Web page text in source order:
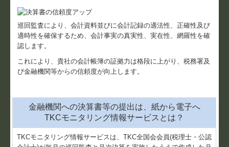
巡回監査により、会計資料並びに会計記録の適法性、正確性及び
適時性を確保するため、会計事実の真実性、実在性、網羅性を確
認します。
これにより、貴社の会計帳簿の証拠力は格段に上がり、税務署及
び金融機関等からの信頼度が向上します。
金融機関への決算書等の提出は、紙から電子へ
TKCモニタリング情報サービスとは？
TKCモニタリング情報サービスは、TKC全国会会員(税理士・公認